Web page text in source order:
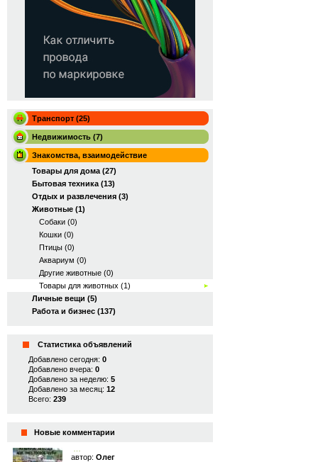
Транспорт (25)
Недвижимость (7)
Знакомства, взаимодействие
Товары для дома (27)
Бытовая техника (13)
Отдых и развлечения (3)
Животные (1)
Собаки (0)
Кошки (0)
Птицы (0)
Аквариум (0)
Другие животные (0)
Товары для животных (1)
Личные вещи (5)
Работа и бизнес (137)
Статистика объявлений
Добавлено сегодня: 0
Добавлено вчера: 0
Добавлено за неделю: 5
Добавлено за месяц: 12
Всего: 239
Новые комментарии
автор: Олег